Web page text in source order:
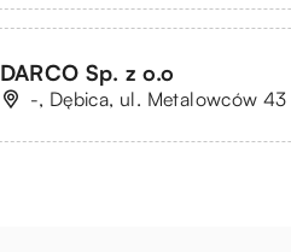
DARCO Sp. z o.o
-, Dębica, ul. Metalowców 43